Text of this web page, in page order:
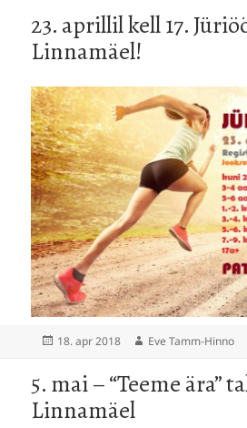
23. aprillil kell 17.
Linnamäel!
Postitatud
18. apr 2018 Autor
Eve Tamm-Hinno
5. mai – “Teeme ära”
Linnamäel